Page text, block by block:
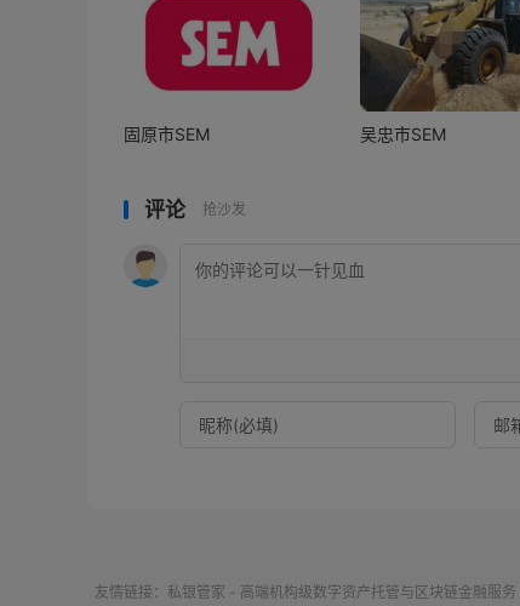
固原市SEM 吴忠市SEM
评论 抢沙发
友情链接： 私银管家 - 高端机构级数字资产托管与区块链金融服务